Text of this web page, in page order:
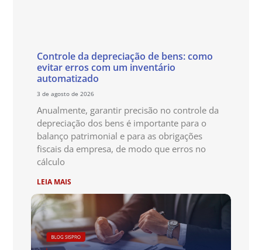
Controle da depreciação de bens: como
evitar erros com um inventário
automatizado
3 de agosto de 2026
Anualmente, garantir precisão no controle da
depreciação dos bens é importante para o
balanço patrimonial e para as obrigações
fiscais da empresa, de modo que erros no
cálculo
LEIA MAIS